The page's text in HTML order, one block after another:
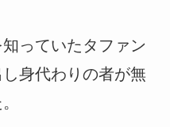
っていたタファン
身代わりの者が無